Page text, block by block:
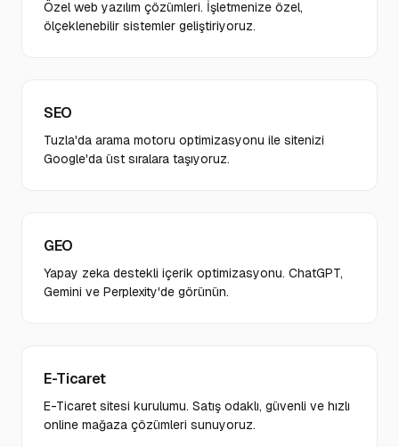
Özel web yazılım çözümleri. İşletmenize özel,
ölçeklenebilir sistemler geliştiriyoruz.
SEO
Tuzla'da arama motoru optimizasyonu ile sitenizi
Google'da üst sıralara taşıyoruz.
GEO
Yapay zeka destekli içerik optimizasyonu. ChatGPT,
Gemini ve Perplexity'de görünün.
E-Ticaret
E-Ticaret sitesi kurulumu. Satış odaklı, güvenli ve hızlı
online mağaza çözümleri sunuyoruz.